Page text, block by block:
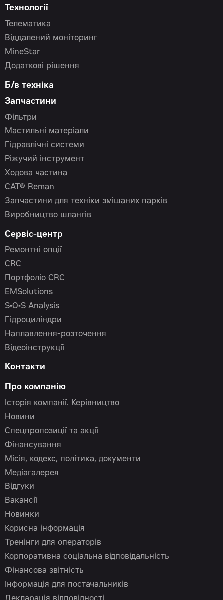
Технології
Телематика
Віддалений моніторинг
MineStar
Додаткові рішення
Б/в техніка
Запчастини
Фільтри
Мастильні матеріали
Гідравлічні системи
Ріжучий інструмент
Ходова частина
CAT® Reman
Запчастини для техніки змішаних парків
Виробництво шлангів
Сервіс-центр
Ремонтні опції
CRC
Портфоліо CRC
EMSolutions
S•O•S Analysis
Гідроциліндри
Наплавлення-розточення
Відеоінструкції
Контакти
Про компанію
Історія компанії. Керівництво
Новини
Спецпропозиції та акції
Фінансування
Місія, кодекс, політика, документи
Медіагалерея
Відгуки
Вакансії
Новинки
Корисна інформація
Тренінги для операторів
Корпоративна соціальна відповідальність
Фінансова звітність
Інформація для постачальників